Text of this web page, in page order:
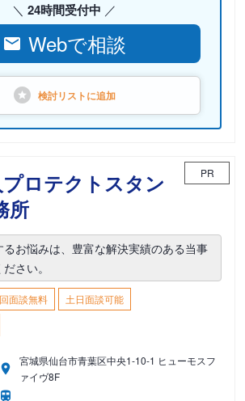
24時間受付中
Webで相談
検討リストに追加
ロテクトスタン
所
PR
お悩みは、豊富な解決実績のある当事
さい。
面談無料
土日面談可能
宮城県仙台市青葉区中央1-10-1 ヒューモスフ
ァイヴ8F